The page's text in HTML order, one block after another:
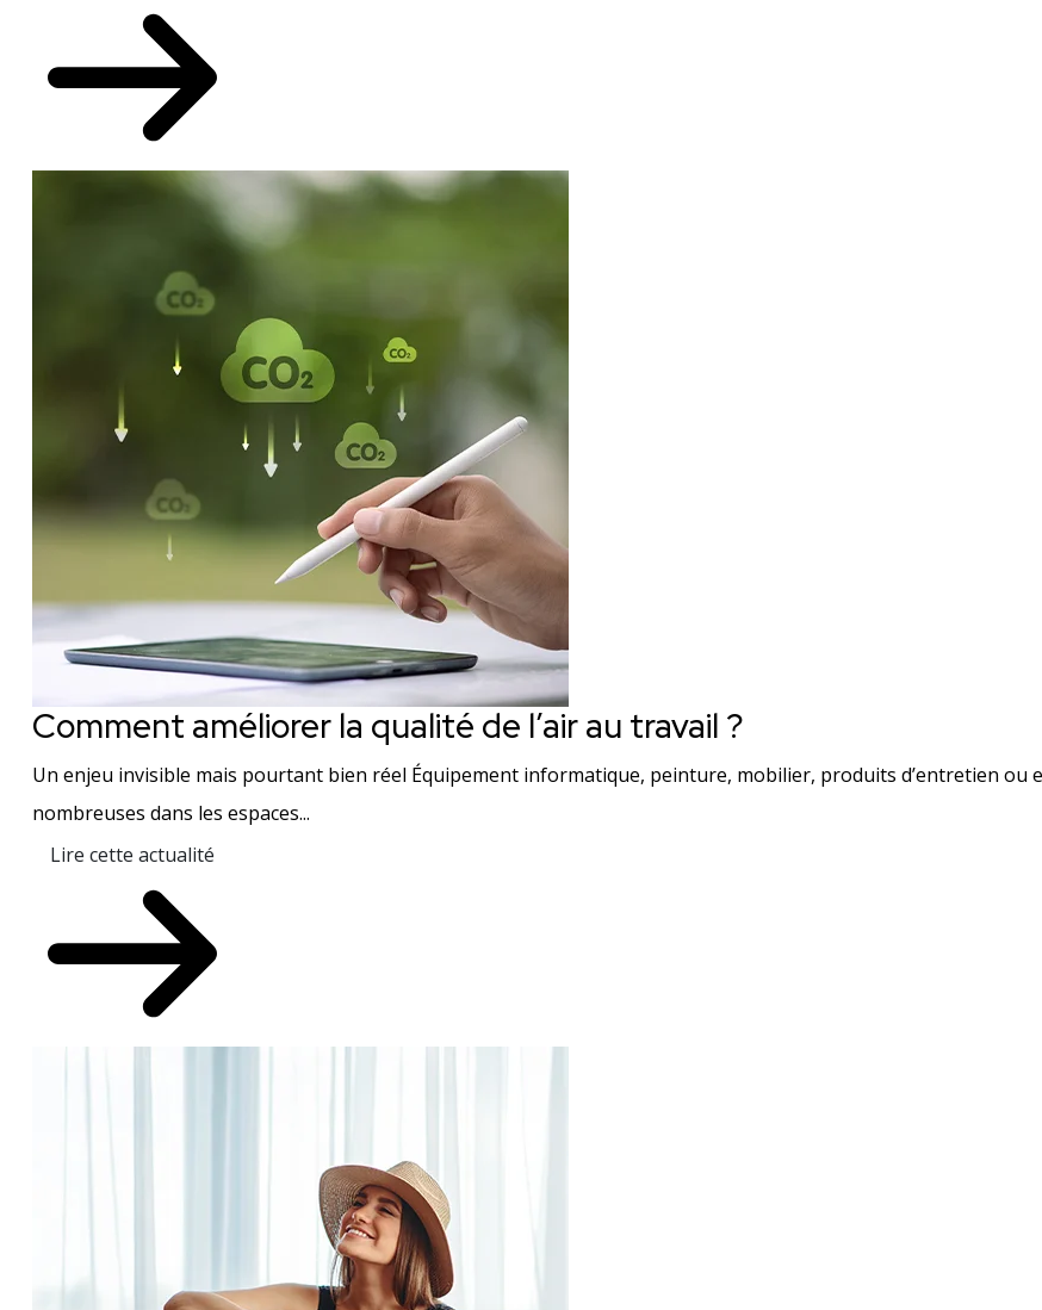
Comment améliorer la qualité de l’air au travail ?
Un enjeu invisible mais pourtant bien réel Équipement informatique, peinture, mobilier, produits d’entretien ou
nombreuses dans les espaces...
Lire cette actualité